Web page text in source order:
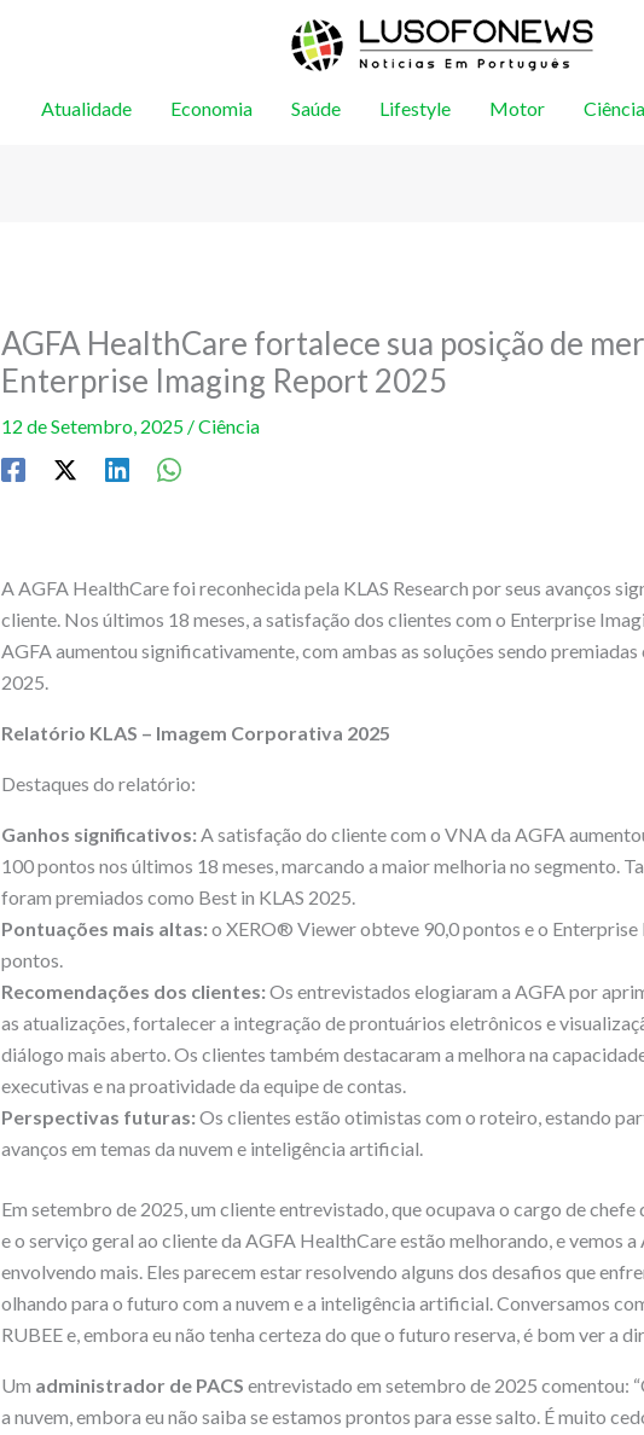
Atualidade Economia Saúde Lifestyle Motor Ciência
AGFA HealthCare fortalece sua posição de
Enterprise Imaging Report 2025
12 de Setembro, 2025 /Ciência
A AGFA HealthCare foi reconhecida pela KLAS Research por seus avanços
cliente. Nos últimos 18 meses, a satisfação dos clientes com o Enterprise
AGFA aumentou significativamente, com ambas as soluções sendo
2025.
Relatório KLAS – Imagem Corporativa 2025
Destaques do relatório:
Ganhos significativos: A satisfação do cliente com o VNA da AGFA
100 pontos nos últimos 18 meses, marcando a maior melhoria no segmento.
foram premiados como Best in KLAS 2025.
Pontuações mais altas: o XERO® Viewer obteve 90,0 pontos e o
pontos.
Recomendações dos clientes: Os entrevistados elogiaram a AGFA por
as atualizações, fortalecer a integração de prontuários eletrônicos e
diálogo mais aberto. Os clientes também destacaram a melhora na
executivas e na proatividade da equipe de contas.
Perspectivas futuras: Os clientes estão otimistas com o roteiro, estando
avanços em temas da nuvem e inteligência artificial.
Em setembro de 2025, um cliente entrevistado, que ocupava o cargo de chefe
e o serviço geral ao cliente da AGFA HealthCare estão melhorando, e vemos
envolvendo mais. Eles parecem estar resolvendo alguns dos desafios que
olhando para o futuro com a nuvem e a inteligência artificial. Conversamos
RUBEE e, embora eu não tenha certeza do que o futuro reserva, é bom ver a
Um administrador de PACS entrevistado em setembro de 2025 comentou:
a nuvem, embora eu não saiba se estamos prontos para esse salto. É muito